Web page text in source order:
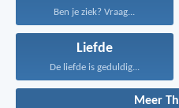
Ben je ziek? Vraag...
Liefde
De liefde is geduldig...
Meer